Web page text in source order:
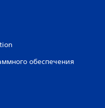
обеспечения